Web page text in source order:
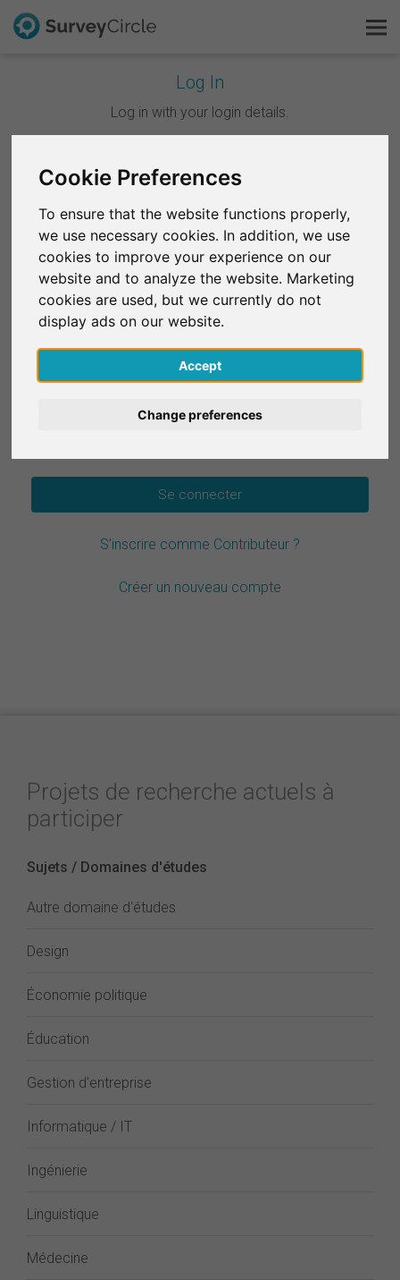
Cookie Preferences
To ensure that the website functions properly,
we use necessary cookies. In addition, we use
cookies to improve your experience on our
website and to analyze the website. Marketing
cookies are used, but we currently do not
display ads on our website.
Accept
Change preferences
Log In
Log in with your login details.
Continuer avec Google
Continuer avec Facebook
OU
E-mail*
Mot de passe*
S'inscrire comme Contributeur ?
Créer un nouveau compte
Projets de recherche actuels à
participer
Sujets / Domaines d'études
Autre domaine d'études
Design
Économie politique
Éducation
Gestion d'entreprise
Informatique / IT
Ingénierie
Linguistique
Médecine
C'est SurveyCircle
FAQ
S'inscrire gratuitement
S'inscrire
English
Deutsch
Español
Italiano